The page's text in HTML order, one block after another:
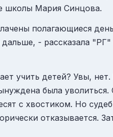
школы Мария Синцова.
полагающиеся
- рассказала
учить детей? Увы,
была уволиться.
с хвостиком. Но
отказывается.